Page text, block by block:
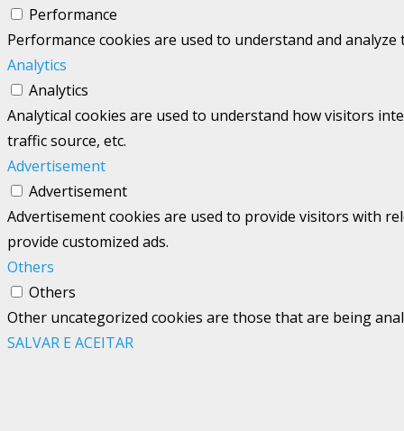
Performance
Performance cookies are used to understand and
Analytics
Analytics
Analytical cookies are used to understand how visitors
traffic source, etc.
Advertisement
Advertisement
Advertisement cookies are used to provide visitors with
provide customized ads.
Others
Others
Other uncategorized cookies are those that are being
SALVAR E ACEITAR